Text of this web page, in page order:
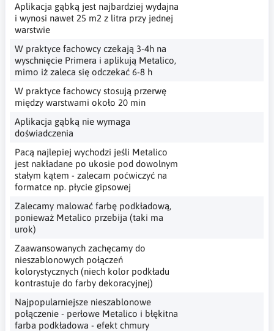
Aplikacja gąbką jest najbardziej wydajna
i wynosi nawet 25 m2 z litra przy jednej
warstwie
W praktyce fachowcy czekają 3-4h na
wyschnięcie Primera i aplikują Metalico,
mimo iż zaleca się odczekać 6-8 h
W praktyce fachowcy stosują przerwę
między warstwami około 20 min
Aplikacja gąbką nie wymaga
doświadczenia
Pacą najlepiej wychodzi jeśli Metalico
jest nakładane po ukosie pod dowolnym
stałym kątem - zalecam poćwiczyć na
formatce np. płycie gipsowej
Zalecamy malować farbę podkładową,
ponieważ Metalico przebija (taki ma
urok)
Zaawansowanych zachęcamy do
nieszablonowych połączeń
kolorystycznych (niech kolor podkładu
kontrastuje do farby dekoracyjnej)
Najpopularniejsze nieszablonowe
połączenie - perłowe Metalico i błękitna
farba podkładowa - efekt chmury